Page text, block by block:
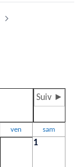
Suiv ►
ven sam
1